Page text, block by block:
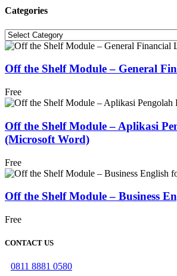
Categories
Categories
Off the Shelf Module – General
Free
Off the Shelf Module – Aplikasi
(Microsoft Word)
Free
Off the Shelf Module – Business
Free
CONTACT US
0811 8881 0580